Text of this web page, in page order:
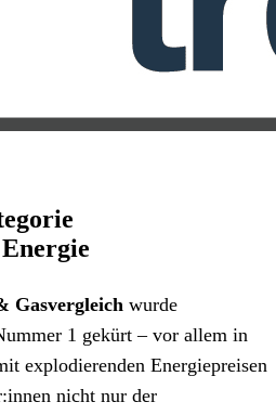
Gasvergleich wurde
1 gekürt – vor allem in
explodierenden Energiepreisen
nicht nur der